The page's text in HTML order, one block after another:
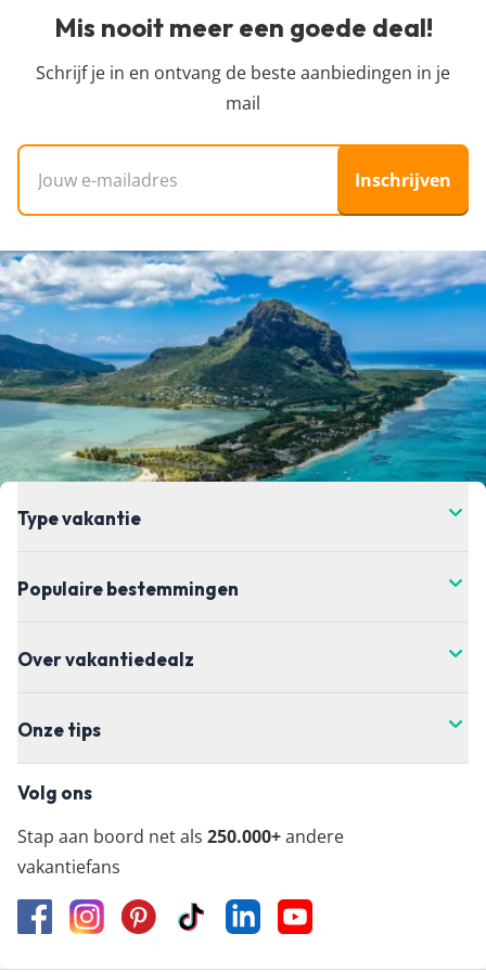
Mis nooit meer een goede deal!
Schrijf je in en ontvang de beste aanbiedingen in je
mail
Inschrijven
Type vakantie
Populaire bestemmingen
Over vakantiedealz
Onze tips
Volg ons
Stap aan boord net als 250.000+andere
vakantiefans